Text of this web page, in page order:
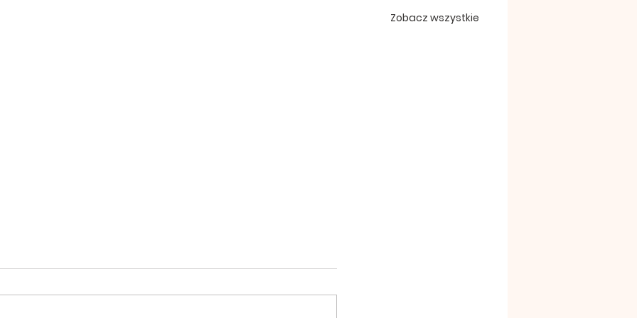
Zobacz wszystkie
1.Witamy serdecznie naszego
rodaka Ks. Tomasza Łukaszuka
1.Dziękujemy za wszelkie ofiary
na potrzeby naszej wspólnoty.